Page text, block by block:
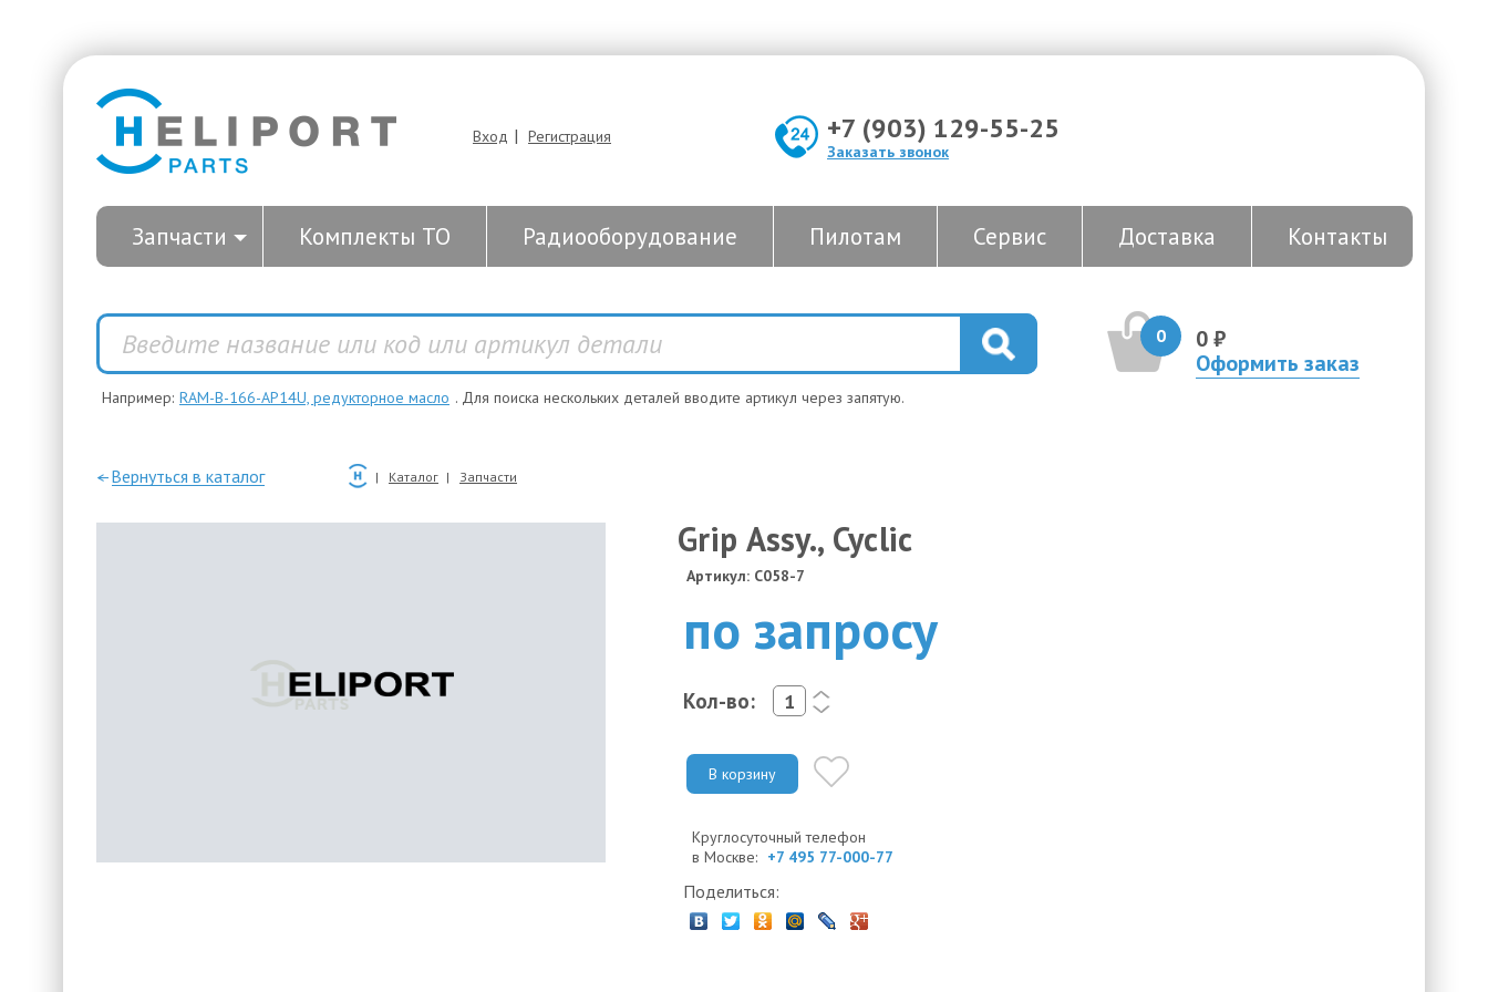
Вход | Регистрация +7 (903) 129-55-25
Заказать звонок
Запчасти Комплекты ТО Радиооборудование Пилотам Сервис Доставка Контакты
0
0 ₽
Оформить заказ
Например: RAM-B-166-AP14U, редукторное масло . Для поиска нескольких деталей вводите артикул через запятую.
—Вернуться в каталог Каталог Запчасти
Grip Assy., Cyclic
Артикул: C058-7
по запросу
Кол-во:
<
>
В корзину
Круглосуточный телефон
в Москве: +7 495 77-000-77
Поделиться: